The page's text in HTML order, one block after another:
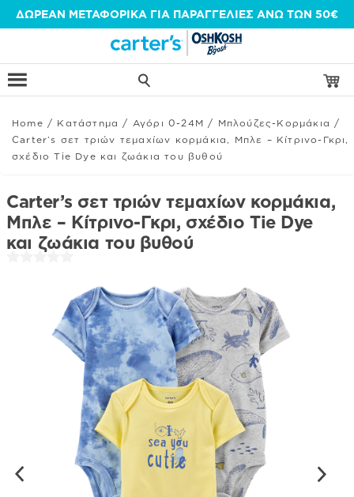
Μετάβαση
περιεχόμενο
ΔΩΡΕΑΝ ΜΕΤΑΦΟΡΙΚΑ ΓΙΑ ΠΑΡΑΓΓΕΛΙΕΣ ΑΝΩ ΤΩΝ 50€
Home / Κατάστημα / Αγόρι 0-24Μ / Μπλούζες-Κορμάκια
/
Carter’s σετ τριών τεμαχίων κορμάκια, Μπλε – Κίτρινο-Γκρι,
σχέδιο Tie Dye και ζωάκια του βυθού
Carter’s σετ τριών τεμαχίων κορμάκια,
Μπλε – Κίτρινο-Γκρι, σχέδιο Tie Dye
και ζωάκια του βυθού